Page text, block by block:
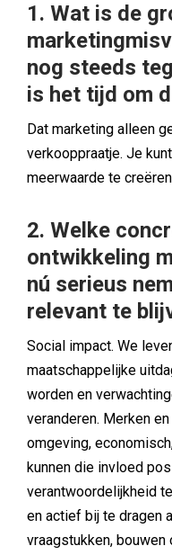
1. Wat is de
nog steeds
is het tijd om
Dat marketing alleen
verkooppraatje. Je
meerwaarde te
2. Welke
ontwikkeling
nú serieus
relevant te
Social impact. We
maatschappelijke
worden en
veranderen. Merken
omgeving,
kunnen die invloed
verantwoordelijkheid
en actief bij te dragen
vraagstukken,